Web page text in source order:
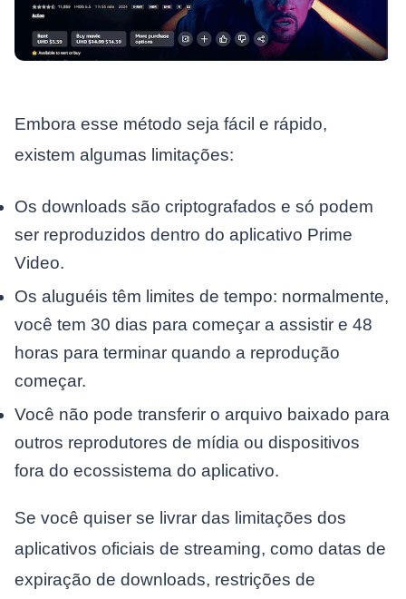
Embora esse método seja fácil e rápido,
existem algumas limitações:
Os downloads são criptografados e só podem
ser reproduzidos dentro do aplicativo Prime
Video.
Os aluguéis têm limites de tempo: normalmente,
você tem 30 dias para começar a assistir e 48
horas para terminar quando a reprodução
começar.
Você não pode transferir o arquivo baixado para
outros reprodutores de mídia ou dispositivos
fora do ecossistema do aplicativo.
Se você quiser se livrar das limitações dos
aplicativos oficiais de streaming, como datas de
expiração de downloads, restrições de